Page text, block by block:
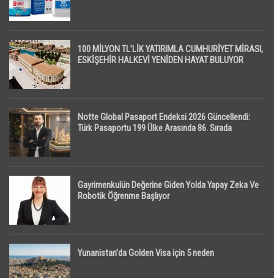
100 MİLYON TL’LİK YATIRIMLA CUMHURİYET MİRASI,
ESKİŞEHİR HALKEVİ YENİDEN HAYAT BULUYOR
Notte Global Pasaport Endeksi 2026 Güncellendi:
Türk Pasaportu 199 Ülke Arasında 86. Sırada
Gayrimenkulün Değerine Giden Yolda Yapay Zeka Ve
Robotik Öğrenme Başlıyor
Yunanistan’da Golden Visa için 5 neden